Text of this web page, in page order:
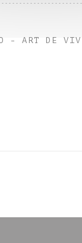
- ART DE
VINDU))